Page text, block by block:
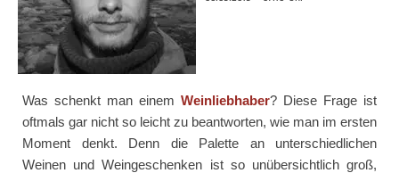
Was schenkt man einem Weinliebhaber? Diese Frage ist
oftmals gar nicht so leicht zu beantworten, wie man im ersten
Moment denkt. Denn die Palette an unterschiedlichen
Weinen und Weingeschenken ist so unübersichtlich groß,